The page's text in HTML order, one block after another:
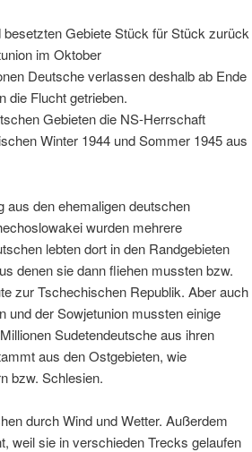
Gebiete Stück für Stück zurück
im Oktober
Deutsche verlassen deshalb ab Ende
die Flucht getrieben.
Gebieten die NS-Herrschaft
Winter 1944 und Sommer 1945 aus
aus den ehemaligen deutschen
wurden mehrere
lebten dort in den Randgebieten
denen sie dann fliehen mussten bzw.
zur Tschechischen Republik. Aber auch
und der Sowjetunion mussten einige
Sudetendeutsche aus ihren
aus den Ostgebieten, wie
bzw. Schlesien.
durch Wind und Wetter. Außerdem
weil sie in verschieden Trecks gelaufen